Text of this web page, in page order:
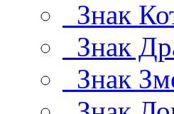
Знак
Знак
Знак